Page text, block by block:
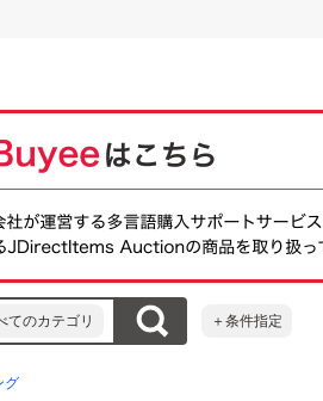
てのカテゴリ ＋条件指定
グ